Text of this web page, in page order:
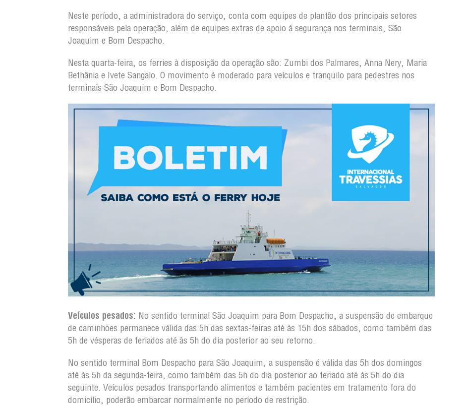
Neste período, a administradora do serviço, conta com equipes de plantão dos principais setores
responsáveis pela operação, além de equipes extras de apoio à segurança nos terminais, São
Joaquim e Bom Despacho.
Nesta quarta-feira, os ferries à disposição da operação são: Zumbi dos Palmares, Anna Nery, Maria
Bethânia e Ivete Sangalo. O movimento é moderado para veículos e tranquilo para pedestres nos
terminais São Joaquim e Bom Despacho.
Veículos pesados: No sentido terminal São Joaquim para Bom Despacho, a suspensão de embarque
de caminhões permanece válida das 5h das sextas-feiras até às 15h dos sábados, como também das
5h de vésperas de feriados até às 5h do dia posterior ao seu retorno.
No sentido terminal Bom Despacho para São Joaquim, a suspensão é válida das 5h dos domingos
até às 5h da segunda-feira, como também das 5h do dia posterior ao feriado até às 5h do dia
seguinte. Veículos pesados transportando alimentos e também pacientes em tratamento fora do
domicílio, poderão embarcar normalmente no período de restrição.